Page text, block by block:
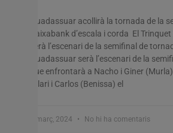
Guadassuar acollirà la tornada de la
Caixabank d’escala i corda El
serà l’escenari de la semifinal de
Guadassuar serà l’escenari de la
que enfrontarà a Nacho i Giner
Hilari i Carlos (Benissa) el
1 març, 2024 No hi ha comentaris